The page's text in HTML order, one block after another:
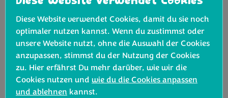
Wenn Sie es vorziehen, können Sie den Bimi®
Purple im Ganzen lassen - fügen Sie einfach die
ganze Menge hinzu, anstatt nur die Stiele in
Schritt 3.
Diese Website verwendet Cookies, damit du sie noch
optimaler nutzen kannst. Wenn du zustimmst oder
unsere Website nutzt, ohne die Auswahl der Cookies
anzupassen, stimmst du der Nutzung der Cookies
zu. Hier erfährst Du mehr darüber, wie wir die
Cookies nutzen und wie du die Cookies anpassen
und ablehnen kannst.